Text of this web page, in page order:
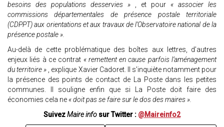
besoins des populations desservies » , et pour « associer les
commissions départementales de présence postale territoriale
(CDPPT) aux orientations et aux travaux de l’Observatoire national de la
présence postale ».
Au-delà de cette problématique des boîtes aux lettres, d’autres
enjeux liés à ce contrat « remettent en cause parfois l’aménagement
du territoire » , explique Xavier Cadoret. Il s’inquiète notamment pour
la présence des points de contact de La Poste dans les petites
communes. Il souligne enfin que si La Poste doit faire des
économies cela ne « doit pas se faire sur le dos des maires ».
SuivezMaire info sur Twitter : @Maireinfo2